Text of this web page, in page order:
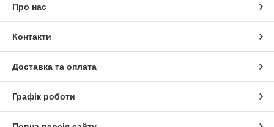
Про нас
Контакти
Доставка та оплата
Графік роботи